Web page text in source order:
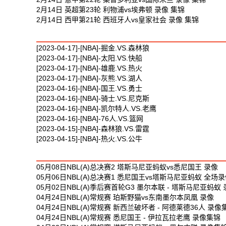
2月14日 英超第23轮 利物浦vs埃弗顿 录像 集锦
2月14日 西甲第21轮 西班牙人vs皇家社会 录像 集锦
[2023-04-17]-[NBA]-掘金.VS.森林狼
[2023-04-17]-[NBA]-太阳.VS.快船
[2023-04-17]-[NBA]-雄鹿.VS.热火
[2023-04-17]-[NBA]-灰熊.VS.湖人
[2023-04-16]-[NBA]-国王.VS.勇士
[2023-04-16]-[NBA]-骑士.VS.尼克斯
[2023-04-16]-[NBA]-凯尔特人.VS.老鹰
[2023-04-16]-[NBA]-76人.VS.篮网
[2023-04-15]-[NBA]-森林狼.VS.雷霆
[2023-04-15]-[NBA]-热火.VS.公牛
05月08日NBL(A)总决赛2 塔斯马尼亚蚂蚁vs悉尼国王 录像
05月06日NBL(A)总决赛1 悉尼国王vs塔斯马尼亚蚂蚁 全场录
05月02日NBL(A)季后赛首轮G3 墨尔本联 - 塔斯马尼亚蚂蚁
04月24日NBL(A)常规赛 珀斯野猫vs东南墨尔本凤凰 录像
04月24日NBL(A)常规赛 新西兰破坏者 - 阿德莱德36人 录像
04月24日NBL(A)常规赛 悉尼国王 - 伊拉瓦拉老鹰 录像集锦